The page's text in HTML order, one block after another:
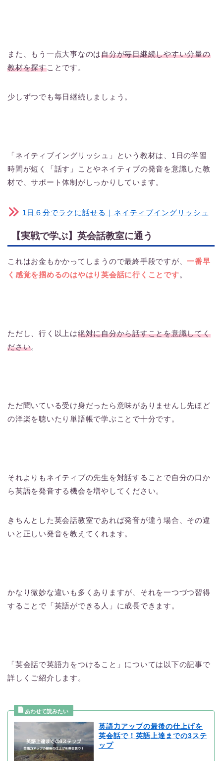
また、もう一点大事なのは自分が毎日継続しやすい分量の
教材を探すことです。
少しずつでも毎日継続しましょう。
「ネイティブイングリッシュ」という教材は、1日の学習
時間が短く「話す」ことやネイティブの発音を意識した教
材で、サポート体制がしっかりしています。
1日６分でラクに話せる｜ネイティブイングリッシュ
【実戦で学ぶ】英会話教室に通う
これはお金もかかってしまうので最終手段ですが、一番早
く感覚を掴めるのはやはり英会話に行くことです。
ただし、行く以上は絶対に自分から話すことを意識してく
ださい。
ただ聞いている受け身だったら意味がありませんし先ほど
の洋楽を聴いたり単語帳で学ぶことで十分です。
それよりもネイティブの先生を対話することで自分の口か
ら英語を発音する機会を増やしてください。
きちんとした英会話教室であれば発音が違う場合、その違
いと正しい発音を教えてくれます。
かなり微妙な違いも多くありますが、それを一つづつ習得
することで「英語ができる人」に成長できます。
「英会話で英語力をつけること」については以下の記事で
詳しくご紹介します。
英語力アップの最後の仕上げを
英会話で！英語上達までの3ステ
ップ